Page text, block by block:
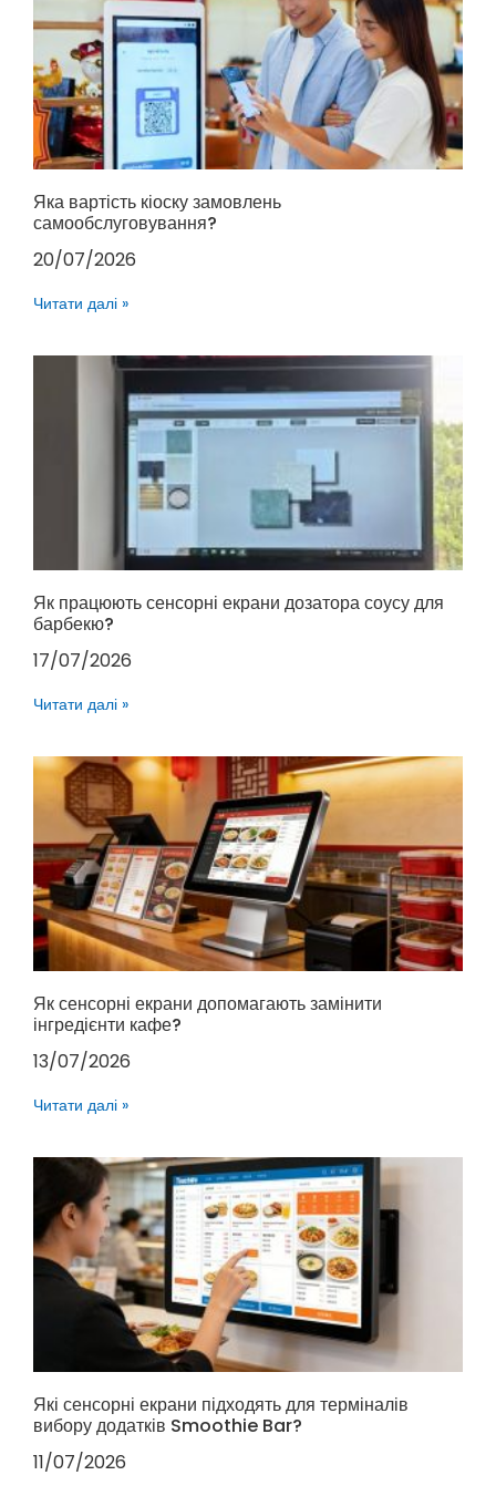
Яка вартість кіоску замовлень
самообслуговування?
20/07/2026
Читати далі »
Як працюють сенсорні екрани дозатора соусу для
барбекю?
17/07/2026
Читати далі »
Як сенсорні екрани допомагають замінити
інгредієнти кафе?
13/07/2026
Читати далі »
Які сенсорні екрани підходять для терміналів
вибору додатків Smoothie Bar?
11/07/2026